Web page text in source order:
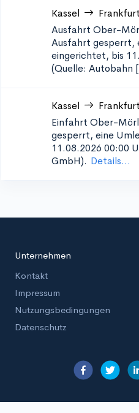
Kassel Frankfurt
Ausfahrt Ober-
Ausfahrt gesperrt,
eingerichtet, bis
(Quelle: Autobahn
Kassel Frankfurt
Einfahrt Ober-
gesperrt, eine
11.08.2026 00:00
GmbH). Details...
Unternehmen
Kontakt
Impressum
Nutzungsbedingungen
Datenschutz